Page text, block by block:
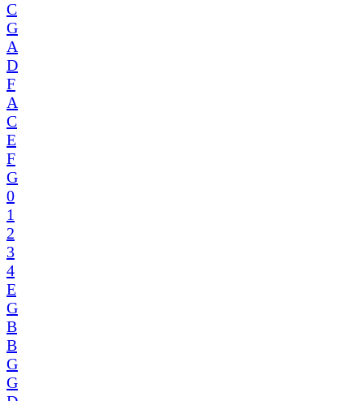
C
G
A
D
F
A
C
E
F
G
0
1
2
3
4
E
G
B
B
G
G